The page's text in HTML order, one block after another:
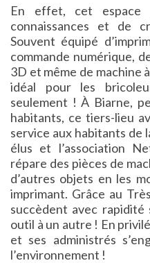
En effet, cet espace
connaissances et de
Souvent équipé
commande numérique,
3D et même de machine
idéal pour les
seulement ! À Biarne,
habitants, ce tiers-lieu
service aux habitants de
élus et l’association
répare des pièces de
d’autres objets en les
imprimant. Grâce au
succèdent avec rapidité
outil à un autre ! En
et ses administrés
l’environnement !